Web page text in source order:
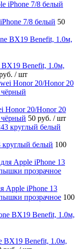
7/8 белый 50
Benefit, 1.0м,
/ шт
Honor 20/Honor 20
50 руб. / шт
круглый белый 100
Apple iPhone 13
прозрачное 100
BX19 Benefit, 1.0м,